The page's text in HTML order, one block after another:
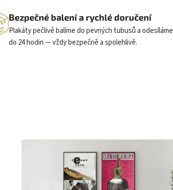
Bezpečné balení a rychlé doručení
Plakáty pečlivě balíme do pevných tubusů a odesíláme
do 24 hodin — vždy bezpečně a spolehlivě.